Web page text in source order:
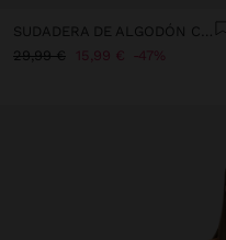
29,99 €
15,99 € 47%